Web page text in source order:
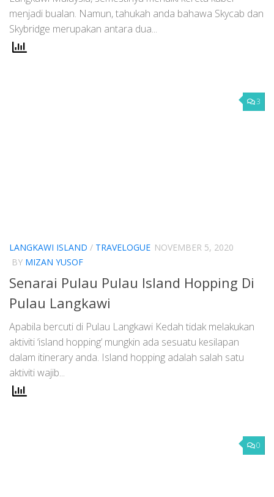
menjadi bualan. Namun, tahukah anda bahawa Skycab dan
Skybridge merupakan antara dua...
3
LANGKAWI ISLAND / TRAVELOGUE NOVEMBER 5, 2020
BY MIZAN YUSOF
Senarai Pulau Pulau Island Hopping Di
Pulau Langkawi
Apabila bercuti di Pulau Langkawi Kedah tidak melakukan
aktiviti ‘island hopping’ mungkin ada sesuatu kesilapan
dalam itinerary anda. Island hopping adalah salah satu
aktiviti wajib...
0